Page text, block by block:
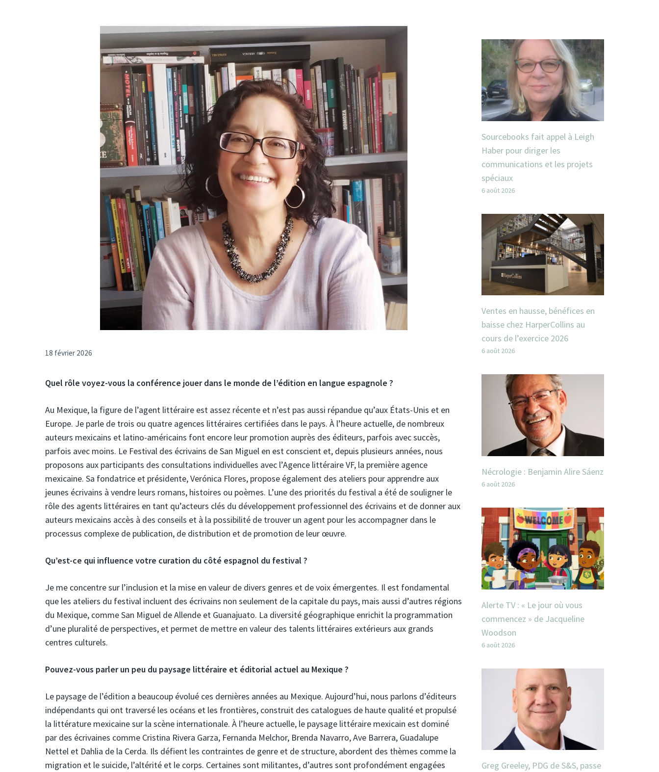
18 février 2026
Quel rôle voyez-vous la conférence jouer dans le monde de l’édition en langue espagnole ?
Au Mexique, la figure de l’agent littéraire est assez récente et n’est pas aussi répandue qu’aux États-Unis et en
Europe. Je parle de trois ou quatre agences littéraires certifiées dans le pays. À l’heure actuelle, de nombreux
auteurs mexicains et latino-américains font encore leur promotion auprès des éditeurs, parfois avec succès,
parfois avec moins. Le Festival des écrivains de San Miguel en est conscient et, depuis plusieurs années, nous
proposons aux participants des consultations individuelles avec l’Agence littéraire VF, la première agence
mexicaine. Sa fondatrice et présidente, Verónica Flores, propose également des ateliers pour apprendre aux
jeunes écrivains à vendre leurs romans, histoires ou poèmes. L’une des priorités du festival a été de souligner le
rôle des agents littéraires en tant qu’acteurs clés du développement professionnel des écrivains et de donner aux
auteurs mexicains accès à des conseils et à la possibilité de trouver un agent pour les accompagner dans le
processus complexe de publication, de distribution et de promotion de leur œuvre.
Qu’est-ce qui influence votre curation du côté espagnol du festival ?
Je me concentre sur l’inclusion et la mise en valeur de divers genres et de voix émergentes. Il est fondamental
que les ateliers du festival incluent des écrivains non seulement de la capitale du pays, mais aussi d’autres régions
du Mexique, comme San Miguel de Allende et Guanajuato. La diversité géographique enrichit la programmation
d’une pluralité de perspectives, et permet de mettre en valeur des talents littéraires extérieurs aux grands
centres culturels.
Pouvez-vous parler un peu du paysage littéraire et éditorial actuel au Mexique ?
Le paysage de l’édition a beaucoup évolué ces dernières années au Mexique. Aujourd’hui, nous parlons d’éditeurs
indépendants qui ont traversé les océans et les frontières, construit des catalogues de haute qualité et propulsé
la littérature mexicaine sur la scène internationale. À l’heure actuelle, le paysage littéraire mexicain est dominé
par des écrivaines comme Cristina Rivera Garza, Fernanda Melchor, Brenda Navarro, Ave Barrera, Guadalupe
Nettel et Dahlia de la Cerda. Ils défient les contraintes de genre et de structure, abordent des thèmes comme la
migration et le suicide, l’altérité et le corps. Certaines sont militantes, d’autres sont profondément engagées
Sourcebooks fait appel à Leigh
Haber pour diriger les
communications et les projets
spéciaux
6 août 2026
Ventes en hausse, bénéfices en
baisse chez HarperCollins au
cours de l’exercice 2026
6 août 2026
Nécrologie : Benjamin Alire Sáenz
6 août 2026
Alerte TV : « Le jour où vous
commencez » de Jacqueline
Woodson
6 août 2026
Greg Greeley, PDG de S&S, passe